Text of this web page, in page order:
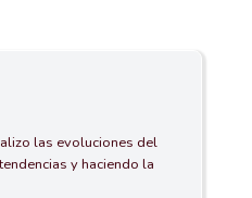
las evoluciones del
y haciendo la